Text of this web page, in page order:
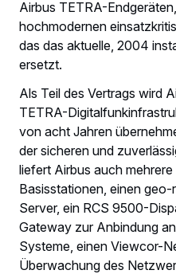
Airbus TETRA-
hochmodernen
das das aktuelle, 2004
ersetzt.
Als Teil des Vertrags wird
TETRA-
von acht Jahren
der sicheren und
liefert Airbus auch
Basisstationen, einen
Server, ein RCS 9500-
Gateway zur Anbindung
Systeme, einen Viewcor-
Überwachung des